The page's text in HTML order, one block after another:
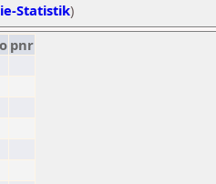
Statistik)
pnr